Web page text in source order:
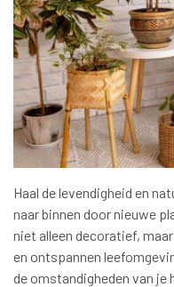
Haal de levendigheid en
naar binnen door nieuwe
niet alleen decoratief,
en ontspannen
de omstandigheden van